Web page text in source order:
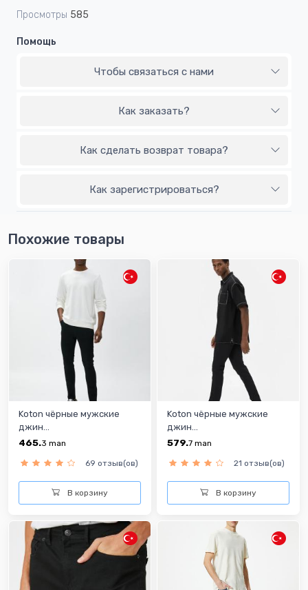
Просмотры 585
Помощь
Чтобы связаться с нами
Как заказать?
Как сделать возврат товара?
Как зарегистрироваться?
Похожие товары
Koton чёрные мужские
джин...
465.3 man
69 отзыв(ов)
В корзину
Koton чёрные мужские
джин...
579.7 man
21 отзыв(ов)
В корзину